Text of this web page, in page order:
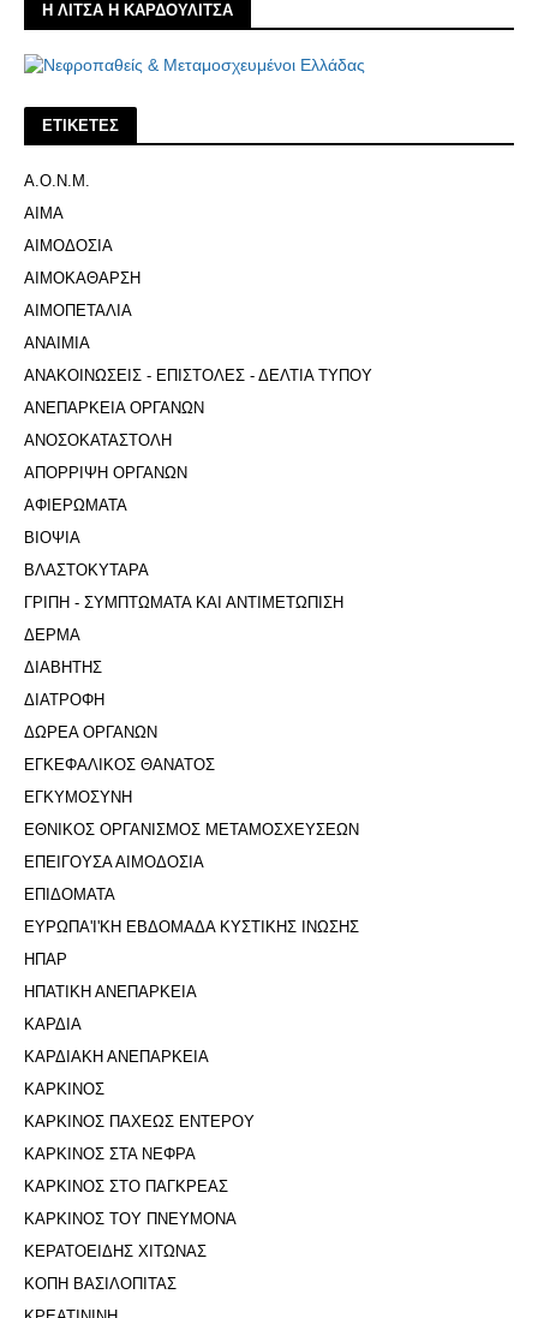
Η ΛΙΤΣΑ Η ΚΑΡΔΟΥΛΙΤΣΑ
ΕΤΙΚΕΤΕΣ
Α.Ο.Ν.Μ.
ΑΙΜΑ
ΑΙΜΟΔΟΣΙΑ
ΑΙΜΟΚΑΘΑΡΣΗ
ΑΙΜΟΠΕΤΑΛΙΑ
ΑΝΑΙΜΙΑ
ΑΝΑΚΟΙΝΩΣΕΙΣ - ΕΠΙΣΤΟΛΕΣ - ΔΕΛΤΙΑ ΤΥΠΟΥ
ΑΝΕΠΑΡΚΕΙΑ ΟΡΓΑΝΩΝ
ΑΝΟΣΟΚΑΤΑΣΤΟΛΗ
ΑΠΟΡΡΙΨΗ ΟΡΓΑΝΩΝ
ΑΦΙΕΡΩΜΑΤΑ
ΒΙΟΨΙΑ
ΒΛΑΣΤΟΚΥΤΑΡΑ
ΓΡΙΠΗ - ΣΥΜΠΤΩΜΑΤΑ ΚΑΙ ΑΝΤΙΜΕΤΩΠΙΣΗ
ΔΕΡΜΑ
ΔΙΑΒΗΤΗΣ
ΔΙΑΤΡΟΦΗ
ΔΩΡΕΑ ΟΡΓΑΝΩΝ
ΕΓΚΕΦΑΛΙΚΟΣ ΘΑΝΑΤΟΣ
ΕΓΚΥΜΟΣΥΝΗ
ΕΘΝΙΚΟΣ ΟΡΓΑΝΙΣΜΟΣ ΜΕΤΑΜΟΣΧΕΥΣΕΩΝ
ΕΠΕΙΓΟΥΣΑ ΑΙΜΟΔΟΣΙΑ
ΕΠΙΔΟΜΑΤΑ
ΕΥΡΩΠΑ'Ι'ΚΗ ΕΒΔΟΜΑΔΑ ΚΥΣΤΙΚΗΣ ΙΝΩΣΗΣ
ΗΠΑΡ
ΗΠΑΤΙΚΗ ΑΝΕΠΑΡΚΕΙΑ
ΚΑΡΔΙΑ
ΚΑΡΔΙΑΚΗ ΑΝΕΠΑΡΚΕΙΑ
ΚΑΡΚΙΝΟΣ
ΚΑΡΚΙΝΟΣ ΠΑΧΕΩΣ ΕΝΤΕΡΟΥ
ΚΑΡΚΙΝΟΣ ΣΤΑ ΝΕΦΡΑ
ΚΑΡΚΙΝΟΣ ΣΤΟ ΠΑΓΚΡΕΑΣ
ΚΑΡΚΙΝΟΣ ΤΟΥ ΠΝΕΥΜΟΝΑ
ΚΕΡΑΤΟΕΙΔΗΣ ΧΙΤΩΝΑΣ
ΚΟΠΗ ΒΑΣΙΛΟΠΙΤΑΣ